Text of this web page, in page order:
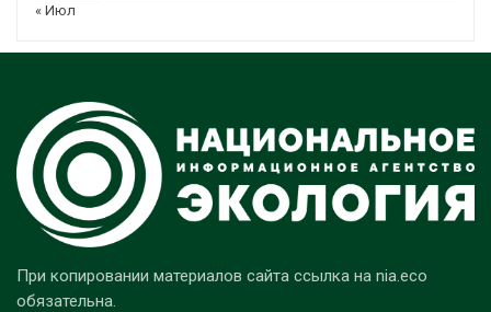
« Июл
При копировании материалов сайта ссылка на nia.eco
обязательна.